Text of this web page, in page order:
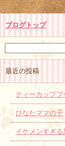
ブログトップ
最近の投稿
ティーカップ
ひなたママの子
イケメンすぎ